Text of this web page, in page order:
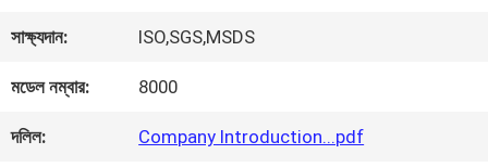
আমাদের
সম্পর্কে
সাক্ষ্যদান: ISO,SGS,MSDS
মডেল নম্বার: 8000
দলিল: Company Introduction...pdf